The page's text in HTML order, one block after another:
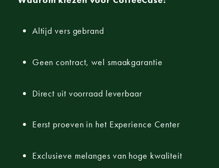
Altijd vers gebrand
Geen contract, wel smaakgarantie
Direct uit voorraad leverbaar
Eerst proeven in het Experience Center
Exclusieve melanges van hoge kwaliteit